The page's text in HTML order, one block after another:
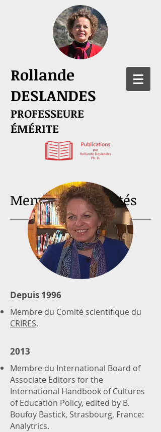
Rollande
DESLANDES
PROFESSEURE
ÉMÉRITE
Membre de comités
Depuis 1996
Membre du Comité scientifique du
CRIRES.
2013
Membre du International Board of
Associate Editors for the
International Handbook of Cultures
of Education Policy, edited by B.
Boufoy Bastick, Strasbourg, France:
Analytrics.